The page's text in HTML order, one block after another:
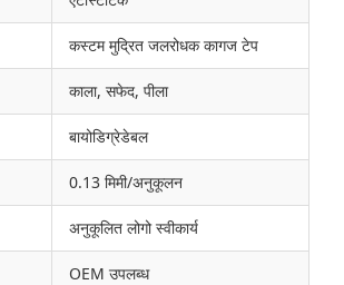
कस्टम मुद्रित जलरोधक कागज टेप
काला, सफेद, पीला
बायोडिग्रेडेबल
0.13 मिमी/अनुकूलन
अनुकूलित लोगो स्वीकार्य
OEM उपलब्ध